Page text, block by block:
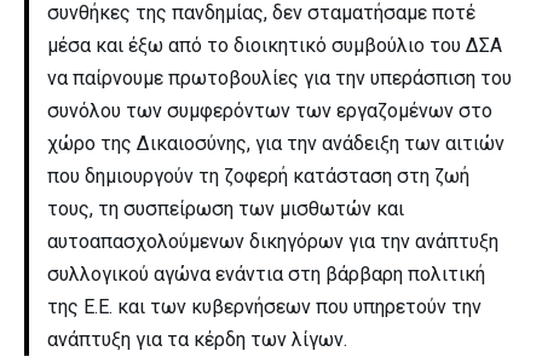
συνθήκες της πανδημίας, δεν σταματήσαμε ποτέ
μέσα και έξω από το διοικητικό συμβούλιο του ΔΣΑ
να παίρνουμε πρωτοβουλίες για την υπεράσπιση του
συνόλου των συμφερόντων των εργαζομένων στο
χώρο της Δικαιοσύνης, για την ανάδειξη των αιτιών
που δημιουργούν τη ζοφερή κατάσταση στη ζωή
τους, τη συσπείρωση των μισθωτών και
αυτοαπασχολούμενων δικηγόρων για την ανάπτυξη
συλλογικού αγώνα ενάντια στη βάρβαρη πολιτική
της Ε.Ε. και των κυβερνήσεων που υπηρετούν την
ανάπτυξη για τα κέρδη των λίγων.